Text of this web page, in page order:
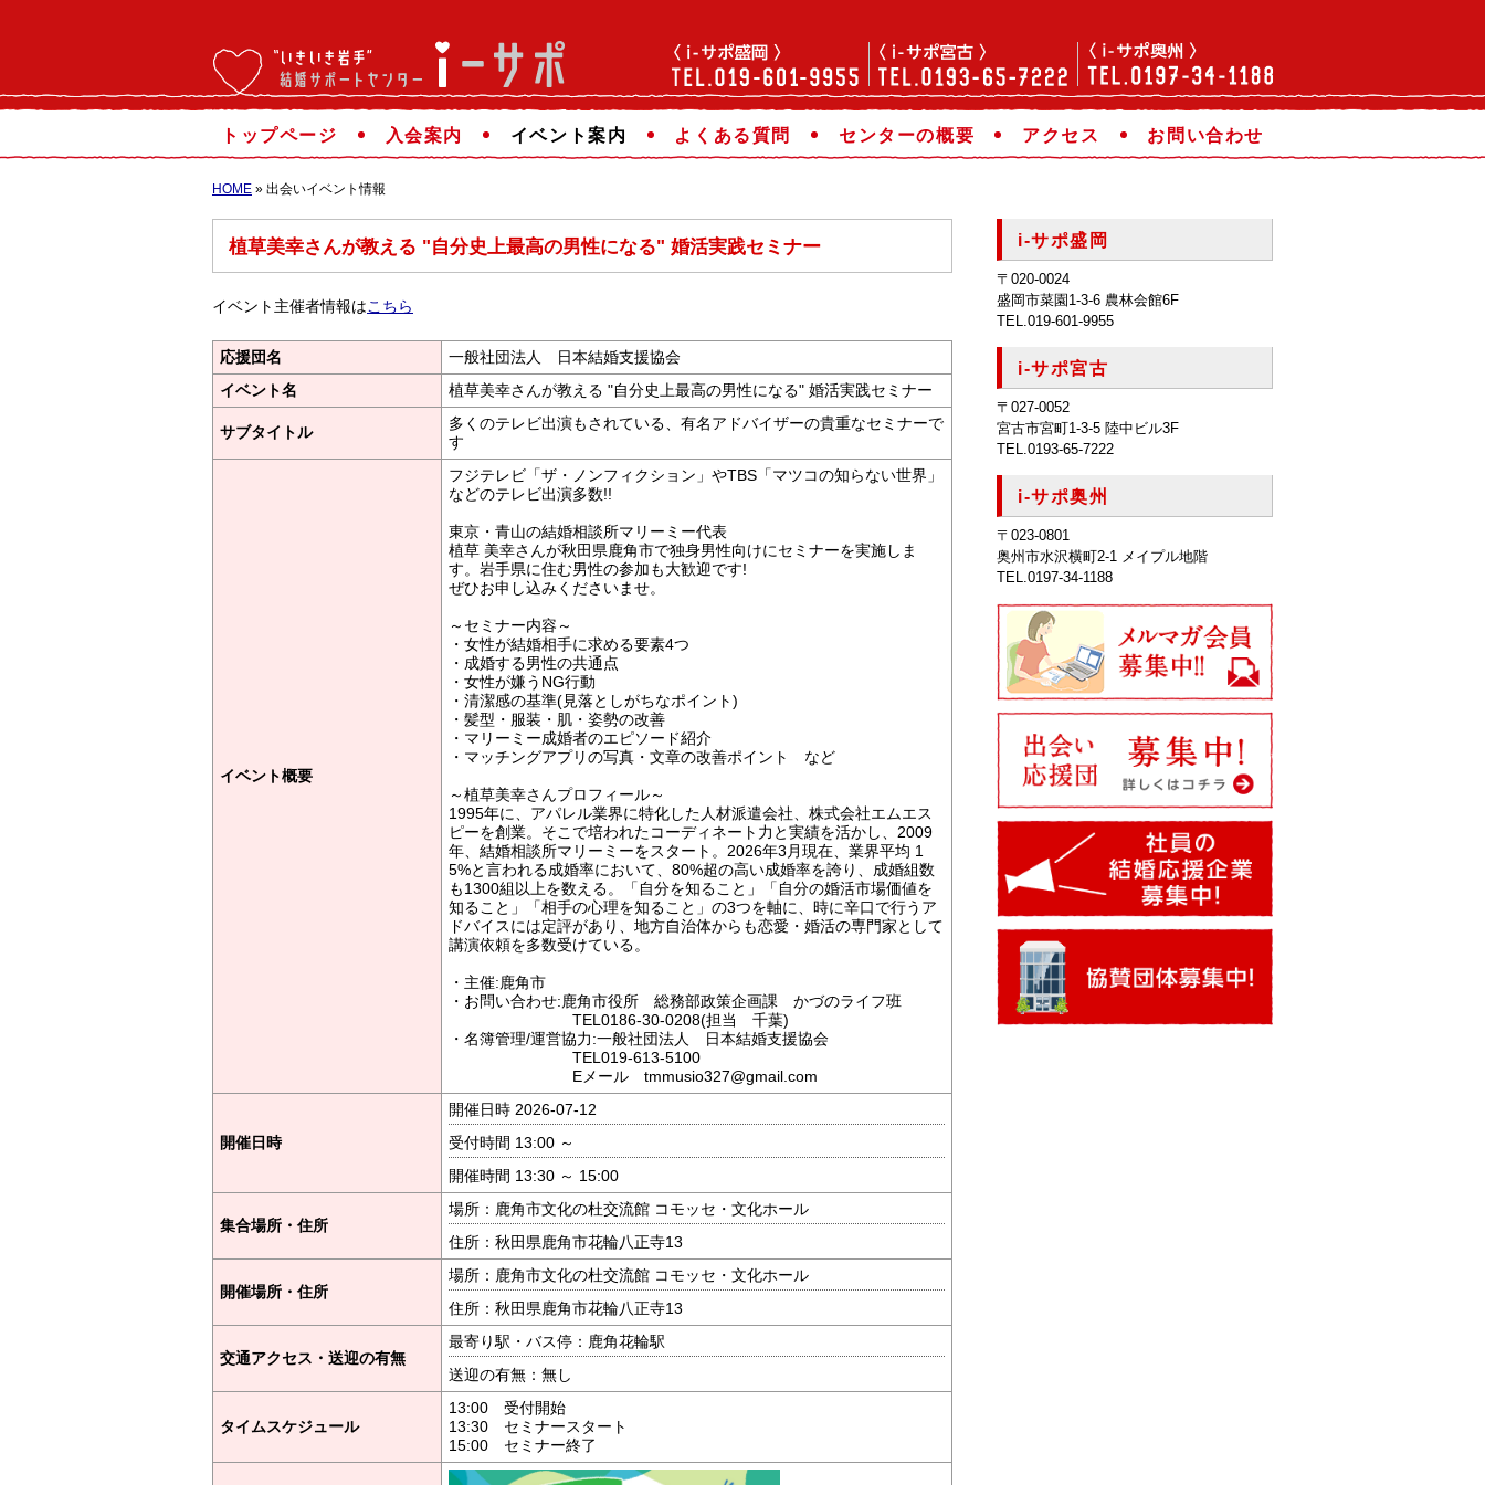
トップページ 入会案内 イベント案内 よくある質問 センターの概要 アクセス お問い合わせ
HOME » 出会いイベント情報
植草美幸さんが教える "自分史上最高の男性になる" 婚活実践セミナー
イベント主催者情報はこちら
応援団名
一般社団法人 日本結婚支援協会
イベント名
植草美幸さんが教える "自分史上最高の男性になる" 婚活実践セミナー
サブタイトル
多くのテレビ出演もされている、有名アドバイザーの貴重なセミナーで
す
イベント概要
フジテレビ「ザ・ノンフィクション」やTBS「マツコの知らない世界」
などのテレビ出演多数!!
東京・青山の結婚相談所マリーミー代表
植草 美幸さんが秋田県鹿角市で独身男性向けにセミナーを実施しま
す。岩手県に住む男性の参加も大歓迎です!
ぜひお申し込みくださいませ。
～セミナー内容～
・女性が結婚相手に求める要素4つ
・成婚する男性の共通点
・女性が嫌うNG行動
・清潔感の基準(見落としがちなポイント)
・髪型・服装・肌・姿勢の改善
・マリーミー成婚者のエピソード紹介
・マッチングアプリの写真・文章の改善ポイント など
～植草美幸さんプロフィール～
1995年に、アパレル業界に特化した人材派遣会社、株式会社エムエス
ピーを創業。そこで培われたコーディネート力と実績を活かし、2009
年、結婚相談所マリーミーをスタート。2026年3月現在、業界平均 1
5%と言われる成婚率において、80%超の高い成婚率を誇り、成婚組数
も1300組以上を数える。「自分を知ること」「自分の婚活市場価値を
知ること」「相手の心理を知ること」の3つを軸に、時に辛口で行うア
ドバイスには定評があり、地方自治体からも恋愛・婚活の専門家として
講演依頼を多数受けている。
・主催:鹿角市
・お問い合わせ:鹿角市役所 総務部政策企画課 かづのライフ班
TEL0186-30-0208(担当 千葉)
・名簿管理/運営協力:一般社団法人 日本結婚支援協会
TEL019-613-5100
Eメール tmmusio327@gmail.com
開催日時
開催日時 2026-07-12
受付時間 13:00 ～
開催時間 13:30 ～ 15:00
集合場所・住所
場所：鹿角市文化の杜交流館 コモッセ・文化ホール
住所：秋田県鹿角市花輪八正寺13
開催場所・住所
場所：鹿角市文化の杜交流館 コモッセ・文化ホール
住所：秋田県鹿角市花輪八正寺13
交通アクセス・送迎の有無
最寄り駅・バス停：鹿角花輪駅
送迎の有無：無し
タイムスケジュール
13:00 受付開始
13:30 セミナースタート
15:00 セミナー終了
i-サポ盛岡
〒020-0024
盛岡市菜園1-3-6 農林会館6F
TEL.019-601-9955
i-サポ宮古
〒027-0052
宮古市宮町1-3-5 陸中ビル3F
TEL.0193-65-7222
i-サポ奥州
〒023-0801
奥州市水沢横町2-1 メイプル地階
TEL.0197-34-1188